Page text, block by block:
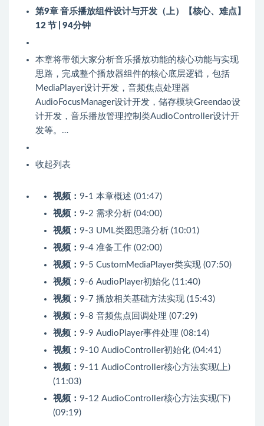
第9章 音乐播放组件设计与开发（上）【核心、难点】
12 节 | 94分钟
本章将带领大家分析音乐播放功能的核心功能与实现
思路，完成整个播放器组件的核心底层逻辑，包括
MediaPlayer设计开发，音频焦点处理器
AudioFocusManager设计开发，储存模块Greendao设
计开发，音乐播放管理控制类AudioController设计开
发等。…
收起列表
视频： 9-1 本章概述 (01:47)
视频： 9-2 需求分析 (04:00)
视频： 9-3 UML类图思路分析 (10:01)
视频： 9-4 准备工作 (02:00)
视频： 9-5 CustomMediaPlayer类实现 (07:50)
视频： 9-6 AudioPlayer初始化 (11:40)
视频： 9-7 播放相关基础方法实现 (15:43)
视频： 9-8 音频焦点回调处理 (07:29)
视频： 9-9 AudioPlayer事件处理 (08:14)
视频： 9-10 AudioController初始化 (04:41)
视频： 9-11 AudioController核心方法实现(上)
(11:03)
视频： 9-12 AudioController核心方法实现(下)
(09:19)